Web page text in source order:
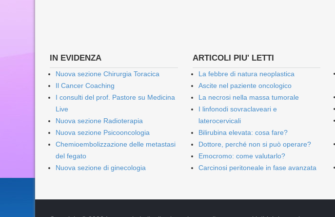
IN EVIDENZA
Nuova sezione Chirurgia Toracica
Il Cancer Coaching
I consulti del prof. Pastore su Medicina
Live
Nuova sezione Radioterapia
Nuova sezione Psicooncologia
Chemioembolizzazione delle metastasi
del fegato
Nuova sezione di ginecologia
ARTICOLI PIU' LETTI
La febbre di natura neoplastica
Ascite nel paziente oncologico
La necrosi nella massa tumorale
I linfonodi sovraclaveari e
laterocervicali
Bilirubina elevata: cosa fare?
Dottore, perché non si può operare?
Emocromo: come valutarlo?
Carcinosi peritoneale in fase avanzata